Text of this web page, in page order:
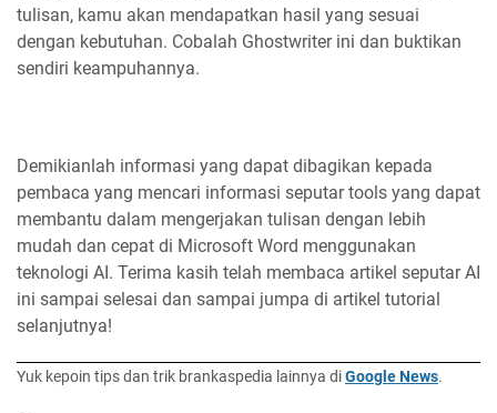
tulisan, kamu akan mendapatkan hasil yang sesuai
dengan kebutuhan. Cobalah Ghostwriter ini dan buktikan
sendiri keampuhannya.
Demikianlah informasi yang dapat dibagikan kepada
pembaca yang mencari informasi seputar tools yang dapat
membantu dalam mengerjakan tulisan dengan lebih
mudah dan cepat di Microsoft Word menggunakan
teknologi AI. Terima kasih telah membaca artikel seputar AI
ini sampai selesai dan sampai jumpa di artikel tutorial
selanjutnya!
Yuk kepoin tips dan trik brankaspedia lainnya diGoogle News.